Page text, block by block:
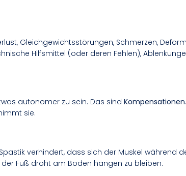
Gleichgewichtsstörungen, Schmerzen,
Hilfsmittel (oder deren Fehlen),
autonomer zu sein. Das sind Kompensationen
sie.
verhindert, dass sich der Muskel während
Fuß droht am Boden hängen zu bleiben.